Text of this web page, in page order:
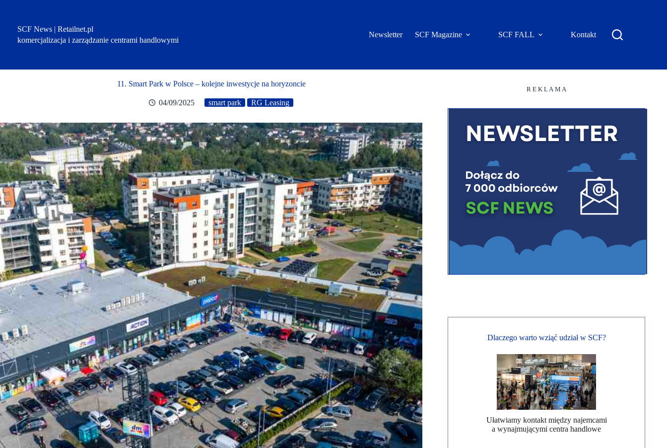
SCF News | Retailnet.pl
komercjalizacja i zarządzanie centrami handlowymi
Newsletter SCF Magazine SCF FALL Kontakt
11. Smart Park w Polsce – kolejne inwestycje na horyzoncie
04/09/2025 smart park RG Leasing
R E K L A M A
Dlaczego warto wziąć udział w SCF?
Ułatwiamy kontakt między najemcami
a wynajmującymi centra handlowe